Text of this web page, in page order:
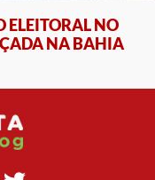
ELEITORAL NO
NA BAHIA